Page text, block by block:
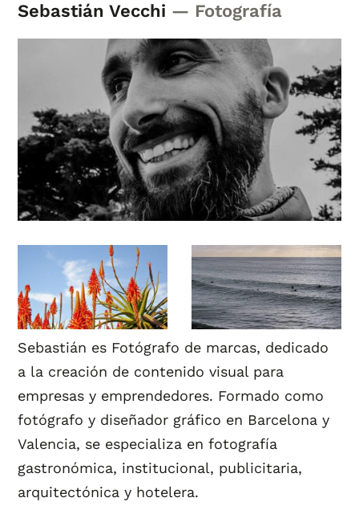
Sebastián Vecchi — Fotografía
Sebastián es Fotógrafo de marcas, dedicado
a la creación de contenido visual para
empresas y emprendedores. Formado como
fotógrafo y diseñador gráfico en Barcelona y
Valencia, se especializa en fotografía
gastronómica, institucional, publicitaria,
arquitectónica y hotelera.